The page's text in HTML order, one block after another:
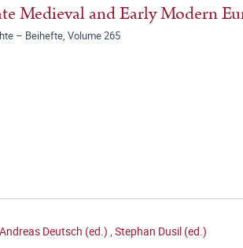
Medieval and Early Modern
– Beihefte, Volume 265
Andreas Deutsch (ed.) ,Stephan Dusil (ed.)